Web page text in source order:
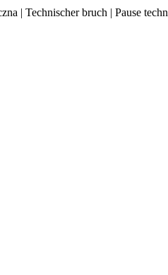
| Technischer bruch | Pause